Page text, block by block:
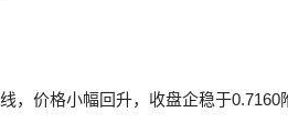
，价格小幅回升，收盘企稳于